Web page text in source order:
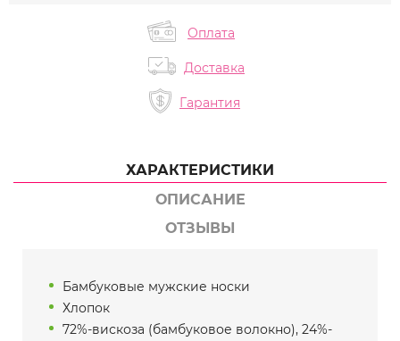
Оплата
Доставка
Гарантия
ХАРАКТЕРИСТИКИ
ОПИСАНИЕ
ОТЗЫВЫ
Бамбуковые мужские носки
Хлопок
72%-вискоза (бамбуковое волокно), 24%-